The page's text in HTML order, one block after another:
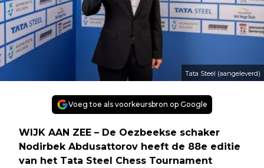
Tata Steel (aangeleverd)
Voeg toe als voorkeursbron op Google
WIJK AAN ZEE – De Oezbeekse schaker
Nodirbek Abdusattorov heeft de 88e editie
van het Tata Steel Chess Tournament